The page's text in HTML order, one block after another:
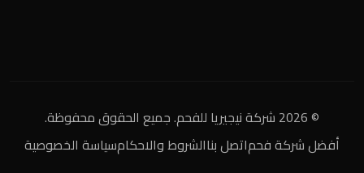
© 2026 شركة نيجيريا للفحم. جميع الحقوق محفوظة.
أفضل شركة فحماتصل بناالشروط والاحكامسياسة الخصوصية